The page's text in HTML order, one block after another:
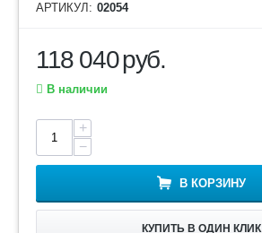
АРТИКУЛ: 02054
118 040руб.
В наличии
+
−
В КОРЗИНУ
КУПИТЬ В ОДИН КЛИК